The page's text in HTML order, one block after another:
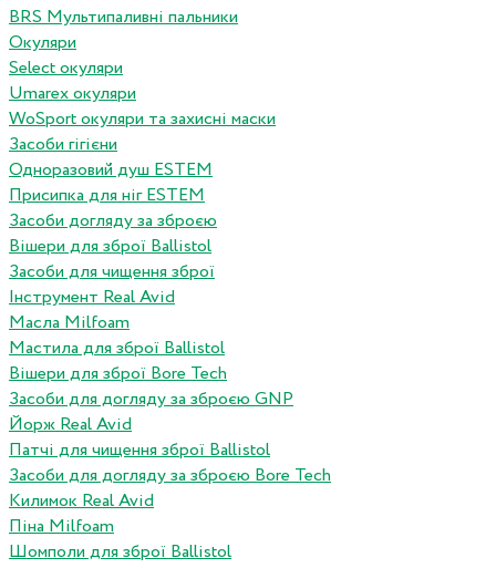
BRS Мультипаливні пальники
Окуляри
Select окуляри
Umarex окуляри
WoSport окуляри та захисні маски
Засоби гігієни
Одноразовий душ ESTEM
Присипка для ніг ESTEM
Засоби догляду за зброєю
Вішери для зброї Ballistol
Засоби для чищення зброї
Інструмент Real Avid
Масла Milfoam
Мастила для зброї Ballistol
Вішери для зброї Bore Tech
Засоби для догляду за зброєю GNP
Йорж Real Avid
Патчі для чищення зброї Ballistol
Засоби для догляду за зброєю Bore Tech
Килимок Real Avid
Піна Milfoam
Шомполи для зброї Ballistol